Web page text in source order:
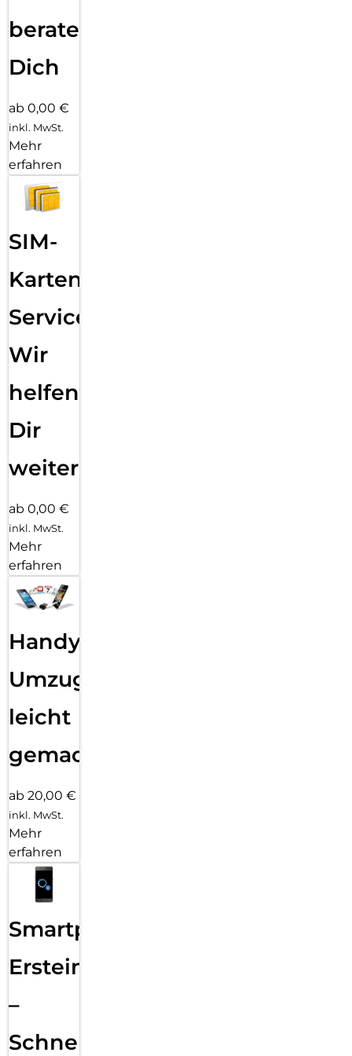
beraten
Dich
ab 0,00 €
inkl. MwSt.
Mehr
erfahren
SIM-
Karten
Service:
Wir
helfen
Dir
weiter
ab 0,00 €
inkl. MwSt.
Mehr
erfahren
Handy
Umzug
leicht
gemacht!
ab 20,00 €
inkl. MwSt.
Mehr
erfahren
Smartphone
Ersteinrichtung
–
Schnelle